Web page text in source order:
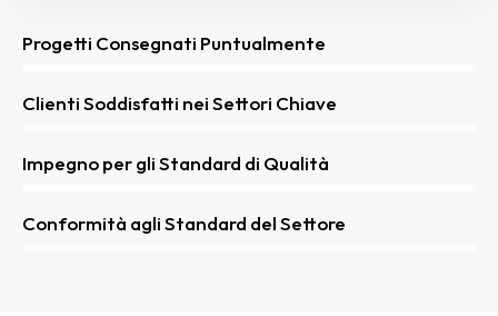
Progetti Consegnati Puntualmente
Clienti Soddisfatti nei Settori Chiave
Impegno per gli Standard di Qualità
Conformità agli Standard del Settore